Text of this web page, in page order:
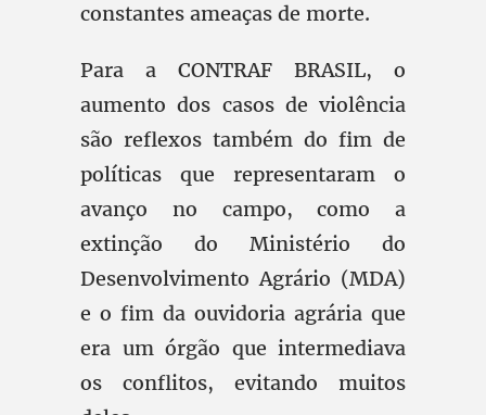
constantes ameaças de morte.
Para a CONTRAF BRASIL, o
aumento dos casos de violência
são reflexos também do fim de
políticas que representaram o
avanço no campo, como a
extinção do Ministério do
Desenvolvimento Agrário (MDA)
e o fim da ouvidoria agrária que
era um órgão que intermediava
os conflitos, evitando muitos